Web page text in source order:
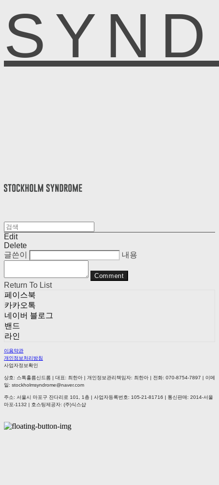
Edit
Delete
글쓴이
내용
Comment
Return To List
페이스북
카카오톡
네이버 블로그
밴드
라인
이용약관
개인정보처리방침
사업자정보확인
상호: 스톡홀름신드롬 | 대표: 최한아 | 개인정보관리책임자: 최한아 | 전화: 070-8754-7897 | 이메
일: stockholmsyndrome@naver.com
주소: 서울시 마포구 잔다리로 101, 1층 | 사업자등록번호: 105-21-81716 | 통신판매: 2014-서울
마포-1132 | 호스팅제공자: (주)식스샵